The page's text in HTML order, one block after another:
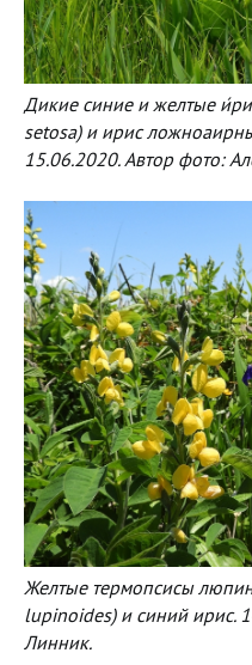
Дикие синие и желтые
setosa) и ирис
15.06.2020. Автор фото:
Желтые термопсисы
lupinoides) и синий ирис.
Линник.